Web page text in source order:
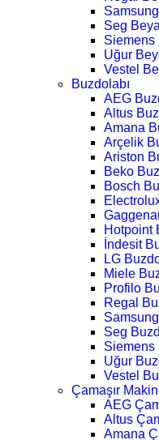
Seg
Siemens
Uğur
Vestel
Buzdolabı
AEG
Altus
Amana
Arçelik
Ariston
Beko
Bosch
Hotpoint
İndesit
LG
Miele
Profilo
Regal
Seg
Siemens
Uğur
Vestel
Çamaşır
AEG
Altus
Amana